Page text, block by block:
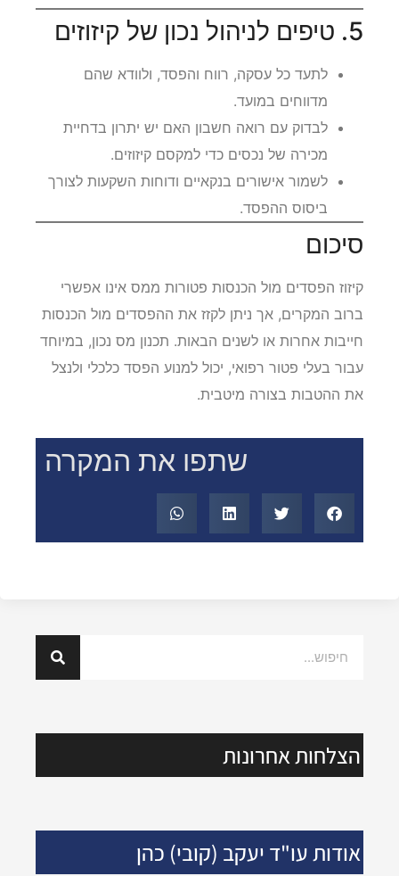
5. טיפים לניהול נכון של קיזוזים
לתעד כל עסקה, רווח והפסד, ולוודא שהם
מדווחים במועד.
לבדוק עם רואה חשבון האם יש יתרון בדחיית
מכירה של נכסים כדי למקסם קיזוזים.
לשמור אישורים בנקאיים ודוחות השקעות לצורך
ביסוס ההפסד.
סיכום
קיזוז הפסדים מול הכנסות פטורות ממס אינו אפשרי
ברוב המקרים, אך ניתן לקזז את ההפסדים מול הכנסות
חייבות אחרות או לשנים הבאות. תכנון מס נכון, במיוחד
עבור בעלי פטור רפואי, יכול למנוע הפסד כלכלי ולנצל
את ההטבות בצורה מיטבית.
שתפו את המקרה
הצלחות אחרונות
אודות עו"ד יעקב (קובי) כהן